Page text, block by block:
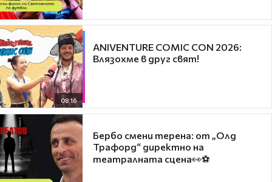
08:16
ANIVENTURE COMIC CON 2026:
Влязохме в друг свят!
Бербо смени терена: от „Олд
Трафорд“ директно на
театралната сцена👀⚽